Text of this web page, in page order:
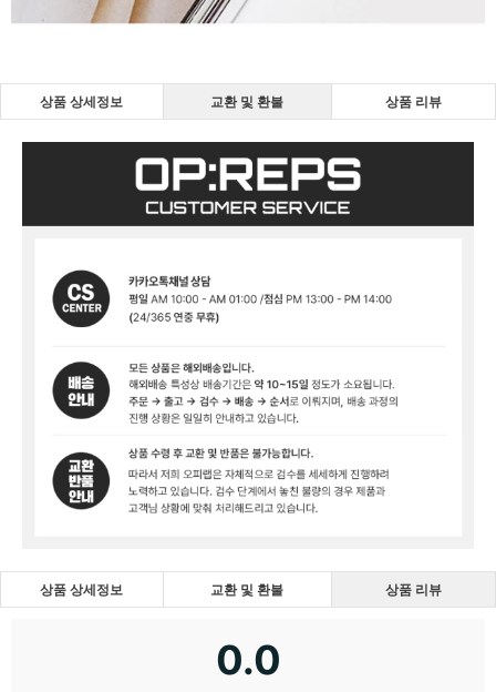
상품 상세정보 교환 및 환불 상품 리뷰
상품 상세정보 교환 및 환불 상품 리뷰
0.0